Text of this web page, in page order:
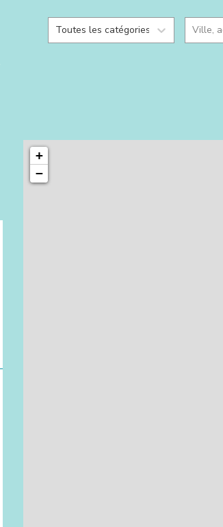
Toutes les catégories Ville,
+
−